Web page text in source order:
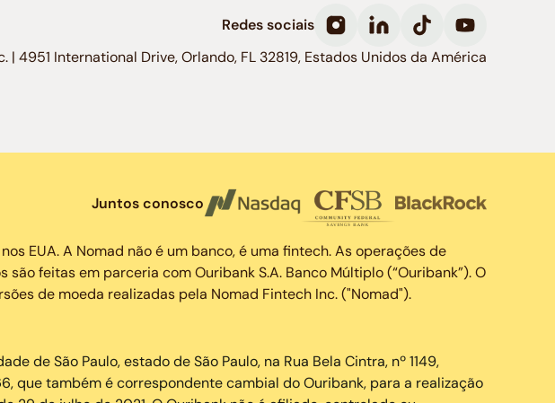
Redes sociais
| 4951 International Drive, Orlando, FL 32819, Estados Unidos da América
Juntos conosco
EUA. A Nomad não é um banco, é uma fintech. As operações de
feitas em parceria com Ouribank S.A. Banco Múltiplo (“Ouribank”). O
de moeda realizadas pela Nomad Fintech Inc. ("Nomad").
de São Paulo, estado de São Paulo, na Rua Bela Cintra, nº 1149,
que também é correspondente cambial do Ouribank, para a realização